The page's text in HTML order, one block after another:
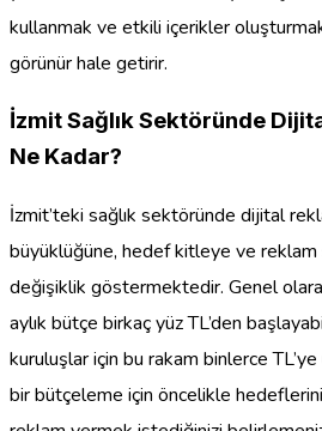
kullanmak ve etkili içerikler
görünür hale getirir.
İzmit Sağlık Sektöründe
Ne Kadar?
İzmit’teki sağlık sektöründe dijital
büyüklüğüne, hedef kitleye ve
değişiklik göstermektedir. Genel
aylık bütçe birkaç yüz TL’den
kuruluşlar için bu rakam binlerce
bir bütçeleme için öncelikle